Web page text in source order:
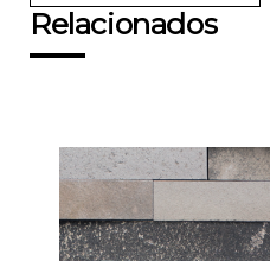
Relacionados